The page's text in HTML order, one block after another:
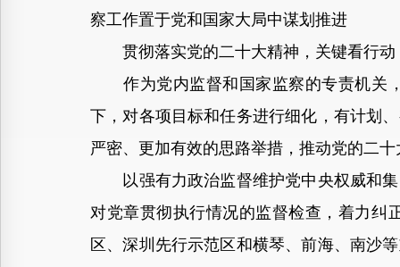
察工作置于党和国家大局中谋划推进
贯彻落实党的二十大精神，关键看行动
作为党内监督和国家监察的专责机关，
下，对各项目标和任务进行细化，有计划
严密、更加有效的思路举措，推动党的二
以强有力政治监督维护党中央权威和集
对党章贯彻执行情况的监督检查，着力纠
区、深圳先行示范区和横琴、前海、南沙